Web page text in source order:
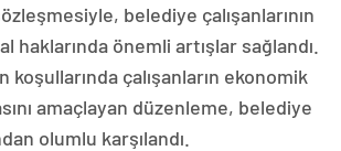
belediye çalışanlarının
haklarında önemli artışlar sağlandı.
koşullarında çalışanların ekonomik
amaçlayan düzenleme, belediye
olumlu karşılandı.